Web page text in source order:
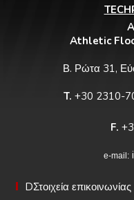
Athletic
Β. Ρώτα 31,
T. +30 2310-
F.
e-mail:
DΣτοιχεία επικοινωνίας